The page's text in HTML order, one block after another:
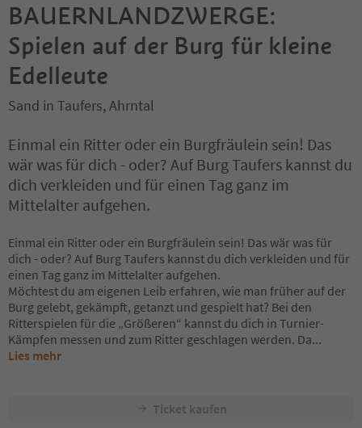
BAUERNLANDZWERGE:
Spielen auf der Burg für kleine
Edelleute
Sand in Taufers, Ahrntal
Einmal ein Ritter oder ein Burgfräulein sein! Das
wär was für dich - oder? Auf Burg Taufers kannst du
dich verkleiden und für einen Tag ganz im
Mittelalter aufgehen.
Einmal ein Ritter oder ein Burgfräulein sein! Das wär was für
dich - oder? Auf Burg Taufers kannst du dich verkleiden und für
einen Tag ganz im Mittelalter aufgehen.
Möchtest du am eigenen Leib erfahren, wie man früher auf der
Burg gelebt, gekämpft, getanzt und gespielt hat? Bei den
Ritterspielen für die „Größeren“ kannst du dich in Turnier-
Kämpfen messen und zum Ritter geschlagen werden. Da...
Lies mehr
Ticket kaufen